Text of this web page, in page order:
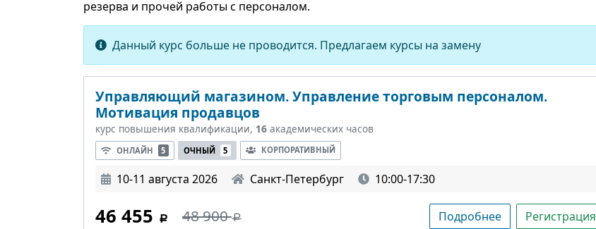
резерва и прочей работы с персоналом.
Данный курс больше не проводится. Предлагаем курсы на замену
Управляющий магазином. Управление торговым персоналом.
Мотивация продавцов
курс повышения квалификации, 16 академических часов
ОНЛАЙН 5 ОЧНЫЙ 5 КОРПОРАТИВНЫЙ
10-11 августа 2026 Санкт-Петербург 10:00-17:30
46 455 48 900 Подробнее Регистрация